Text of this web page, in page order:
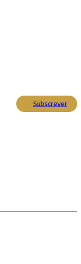
Subscrever